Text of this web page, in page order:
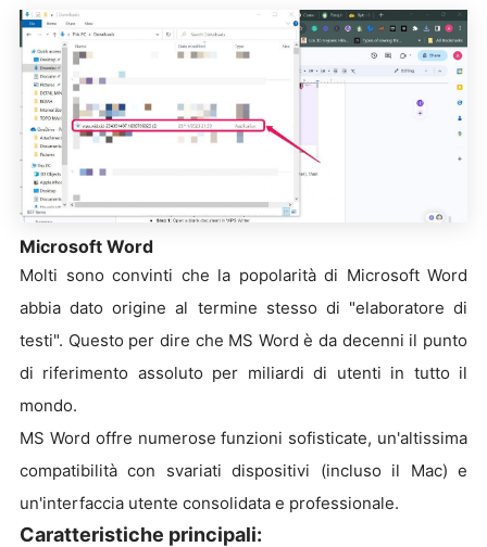
Microsoft Word
Molti sono convinti che la popolarità di Microsoft Word
abbia dato origine al termine stesso di "elaboratore di
testi". Questo per dire che MS Word è da decenni il punto
di riferimento assoluto per miliardi di utenti in tutto il
mondo.
MS Word offre numerose funzioni sofisticate, un'altissima
compatibilità con svariati dispositivi (incluso il Mac) e
un'interfaccia utente consolidata e professionale.
Caratteristiche principali: